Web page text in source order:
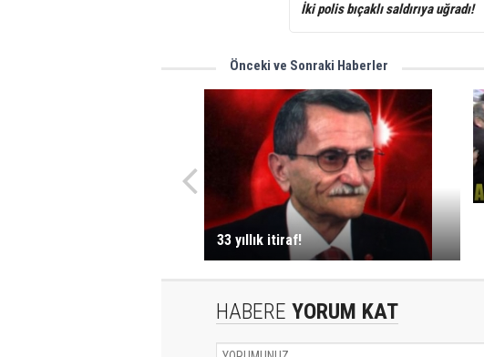
İki polis bıçaklı saldırıya uğradı!
Önceki ve Sonraki Haberler
33 yıllık itiraf!
HABERE YORUM KAT